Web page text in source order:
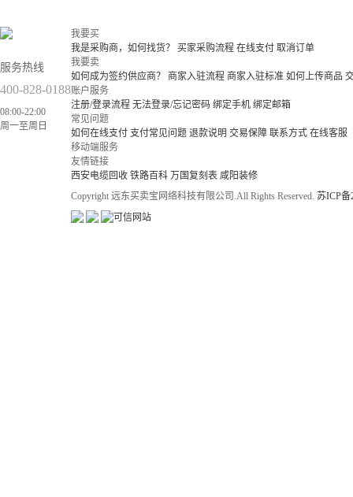
服务热线
400-828-0188
08:00-22:00
周一至周日
我要买
我是采购商，如何找货？
买家采购流程 在线支付 取消订单
我要卖
如何成为签约供应商？
商家入驻流程 商家入驻标准 如何上传商品
账户服务
注册/登录流程 无法登录/忘记密码 绑定手机 绑定邮箱
常见问题
如何在线支付 支付常见问题 退款说明 交易保障 联系方式 在线客服
移动端服务
友情链接
西安电缆回收 铁路百科 万国复刻表 咸阳装修
Copyright 远东买卖宝网络科技有限公司.All Rights Reserved. 苏ICP备